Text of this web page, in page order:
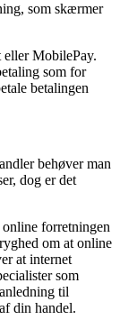
som skærmer
eller MobilePay.
som for
betalingen
behøver man
dog er det
forretningen
om at online
at internet
som
til
din handel.